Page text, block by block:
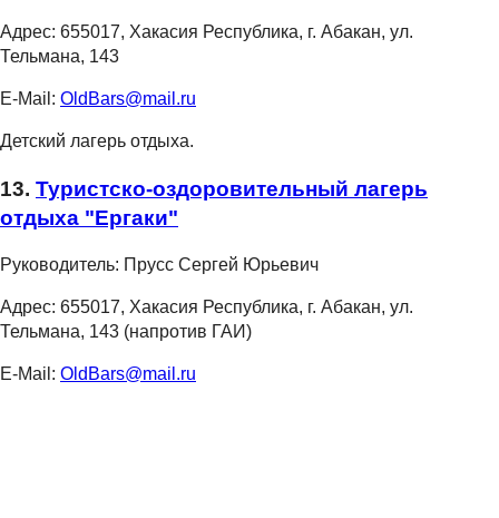
Адрес: 655017, Хакасия Республика, г. Абакан, ул.
Тельмана, 143
E-Mail: OldBars@mail.ru
Детский лагерь отдыха.
13. Туристско-оздоровительный лагерь
отдыха "Ергаки"
Руководитель: Прусс Сергей Юрьевич
Адрес: 655017, Хакасия Республика, г. Абакан, ул.
Тельмана, 143 (напротив ГАИ)
E-Mail: OldBars@mail.ru